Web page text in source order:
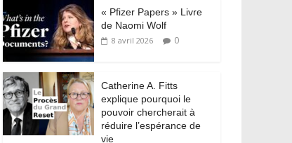
« Pfizer Papers » Livre
de Naomi Wolf
8 avril 2026 0
Catherine A. Fitts
explique pourquoi le
pouvoir chercherait à
réduire l’espérance de
vie